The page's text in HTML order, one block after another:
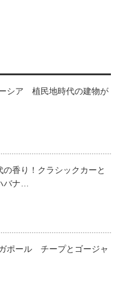
シア 植民地時代の建物が
香り！クラシックカーと
バナ…
ポール チープとゴージャ